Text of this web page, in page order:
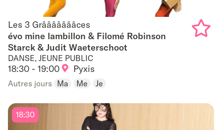
Les 3 Grâââââââces
Les 3 Grâââââââces
évo mine lambillon & Filomé Robinson
Starck & Judit Waeterschoot
DANSE, JEUNE PUBLIC
18:30 - 19:00 Pyxis
Autres jours Ma Me Je
18:30